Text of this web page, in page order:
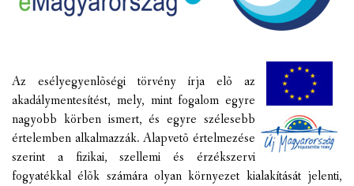
TÁRSULÁS
HIRDETMÉNYEK
ÓVODA ÉS MINI BÖLCSŐDE
Az esélyegyenlõségi törvényírja elõ az
akadálymentesítést, mely, mint fogalom egyre
nagyobb körben ismert, és egyre szélesebb
értelemben alkalmazzák. Alapvetõ értelmezése
szerint a fizikai, szellemi és érzékszervi
fogyatékkal élõk számára olyan környezet kialakítását jelenti,